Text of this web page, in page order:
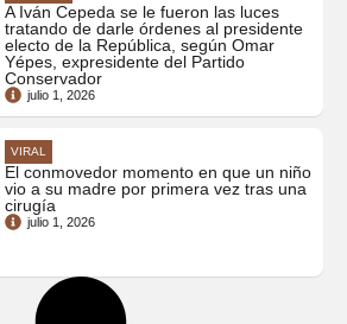
A Iván Cepeda se le fueron las luces
tratando de darle órdenes al presidente
electo de la República, según Omar
Yépes, expresidente del Partido
Conservador
julio 1, 2026
VIRAL
El conmovedor momento en que un niño
vio a su madre por primera vez tras una
cirugía
julio 1, 2026